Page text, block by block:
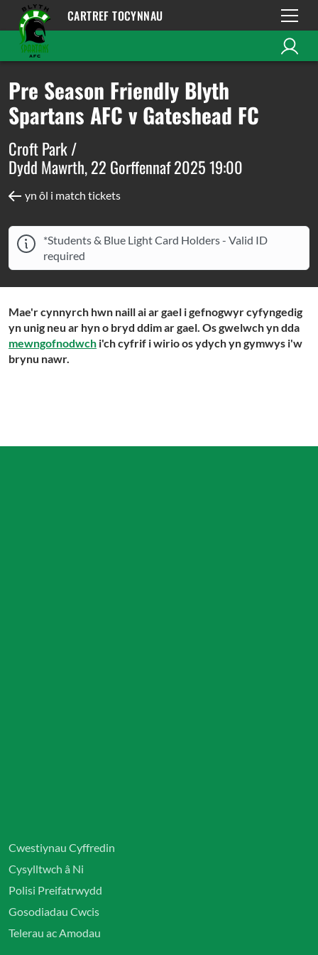
CARTREF TOCYNNAU
Pre Season Friendly Blyth
Spartans AFC v Gateshead FC
Croft Park /
Dydd Mawrth, 22 Gorffennaf 2025 19:00
yn ôl i match tickets
*Students & Blue Light Card Holders - Valid ID
required
Mae'r cynnyrch hwn naill ai ar gael i gefnogwyr cyfyngedig
yn unig neu ar hyn o bryd ddim ar gael. Os gwelwch yn dda
mewngofnodwch i'ch cyfrif i wirio os ydych yn gymwys i'w
brynu nawr.
Cwestiynau Cyffredin
Cysylltwch â Ni
Polisi Preifatrwydd
Gosodiadau Cwcis
Telerau ac Amodau